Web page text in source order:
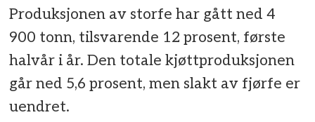
Produksjonen av storfe har gått ned 4
900 tonn, tilsvarende 12 prosent, første
halvår i år. Den totale kjøttproduksjonen
går ned 5,6 prosent, men slakt av fjørfe er
uendret.